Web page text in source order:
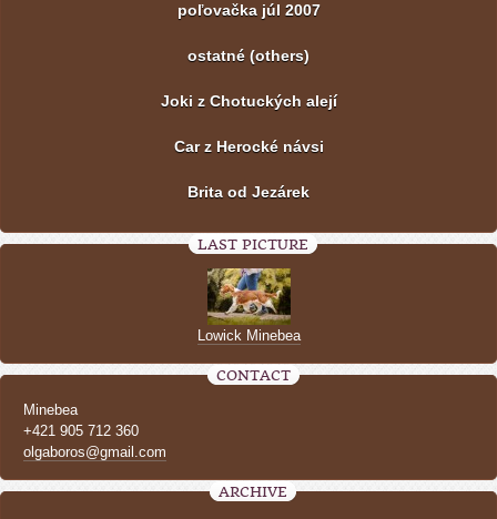
poľovačka júl 2007
ostatné (others)
Joki z Chotuckých alejí
Car z Herocké návsi
Brita od Jezárek
LAST PICTURE
Lowick Minebea
CONTACT
Minebea
+421 905 712 360
olgaboros@gmail.com
ARCHIVE